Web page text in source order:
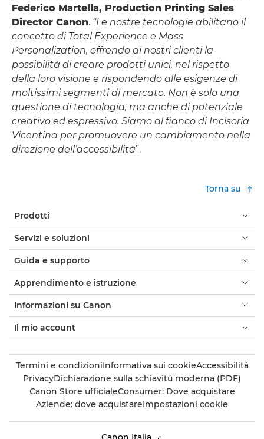
Federico Martella, Production Printing Sales
Director Canon. “Le nostre tecnologie abilitano il
concetto di Total Experience e Mass
Personalization, offrendo ai nostri clienti la
possibilità di creare prodotti unici, nel rispetto
della loro visione e rispondendo alle esigenze di
moltissimi segmenti di mercato. Non è solo una
questione di tecnologia, ma anche di potenziale
creativo ed espressivo. Siamo al fianco di Incisoria
Vicentina per promuovere un cambiamento nella
direzione dell’accessibilità”.
Torna su
Prodotti
Servizi e soluzioni
Guida e supporto
Apprendimento e istruzione
Informazioni su Canon
Il mio account
Termini e condizioniInformativa sui cookieAccessibilità
PrivacyDichiarazione sulla schiavitù moderna (PDF)
Canon Store ufficialeConsumer: Dove acquistare
Aziende: dove acquistareImpostazioni cookie